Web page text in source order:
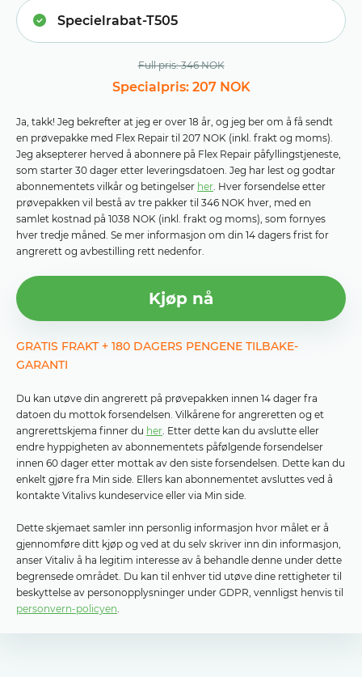
Full pris: 346 NOK
Specialpris: 207 NOK
Ja, takk! Jeg bekrefter at jeg er over 18 år, og jeg ber om å få sendt
en prøvepakke med Flex Repair til 207 NOK (inkl. frakt og moms).
Jeg aksepterer herved å abonnere på Flex Repair påfyllingstjeneste,
som starter 30 dager etter leveringsdatoen. Jeg har lest og godtar
abonnementets vilkår og betingelser her. Hver forsendelse etter
prøvepakken vil bestå av tre pakker til 346 NOK hver, med en
samlet kostnad på 1038 NOK (inkl. frakt og moms), som fornyes
hver tredje måned. Se mer informasjon om din 14 dagers frist for
angrerett og avbestilling rett nedenfor.
Kjøp nå
GRATIS FRAKT + 180 DAGERS PENGENE TILBAKE-
GARANTI
Du kan utøve din angrerett på prøvepakken innen 14 dager fra
datoen du mottok forsendelsen. Vilkårene for angreretten og et
angrerettskjema finner du her. Etter dette kan du avslutte eller
endre hyppigheten av abonnementets påfølgende forsendelser
innen 60 dager etter mottak av den siste forsendelsen. Dette kan du
enkelt gjøre fra Min side. Ellers kan abonnementet avsluttes ved å
kontakte Vitalivs kundeservice eller via Min side.
Dette skjemaet samler inn personlig informasjon hvor målet er å
gjennomføre ditt kjøp og ved at du selv skriver inn din informasjon,
anser Vitaliv å ha legitim interesse av å behandle denne under dette
begrensede området. Du kan til enhver tid utøve dine rettigheter til
beskyttelse av personopplysninger under GDPR, vennligst henvis til
personvern-policyen.